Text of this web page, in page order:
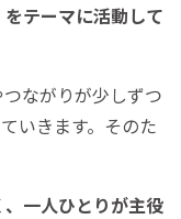
をテーマに活動して
ながりが少しずつ
いきます。そのた
一人ひとりが主役